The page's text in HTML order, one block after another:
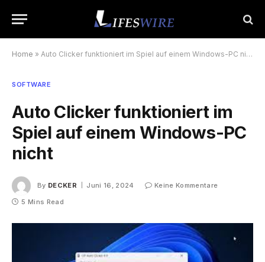
Home » Auto Clicker funktioniert im Spiel auf einem Windows-PC nicht
SOFTWARE
Auto Clicker funktioniert im
Spiel auf einem Windows-PC
nicht
By DECKER Juni 16, 2024
Keine Kommentare
5 Mins Read